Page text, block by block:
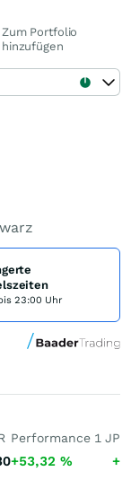
Zum Portfolio
hinzufügen
23:00 Uhr
Performance 1 J
+53,32 %